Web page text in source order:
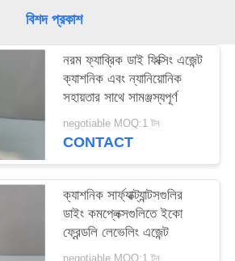
বিশদ প্রকাশ
নরম ফ্যাব্রিক ডাই ফিক্সিং এজেন্ট
ক্যাশনিক এবং ন্যানিয়োনিক
সহায়তার সাথে সামঞ্জস্যপূর্ণ
negotiable MOQ:1 টন
CONTACT
ক্যাশনিক সার্ফ্যাক্ট্যান্টসগুলির
ডাইং কমপ্লেক্সগুলিতে ইকো
ফ্রেন্ডলি লেভেলিং এজেন্ট
negotiable MOQ:1 টন